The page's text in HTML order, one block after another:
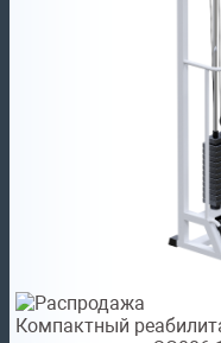
Компактный